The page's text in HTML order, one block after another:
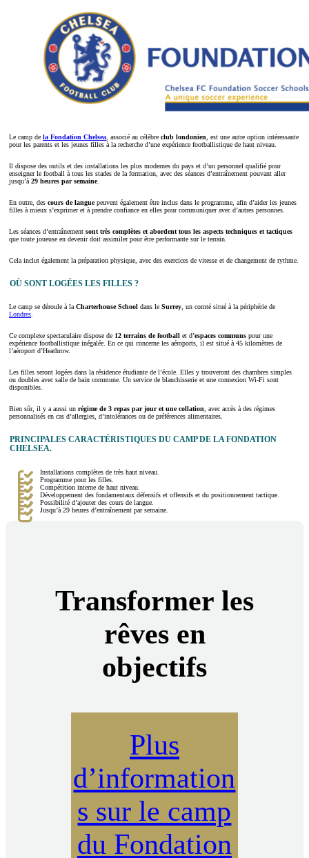
Le camp de la Fondation Chelsea , associé au célèbre club londonien , est une autre option intéressante
pour les parents et les jeunes filles à la recherche d’une expérience footballistique de haut niveau.
Il dispose des outils et des installations les plus modernes du pays et d’un personnel qualifié pour
enseigner le football à tous les stades de la formation, avec des séances d’entraînement pouvant aller
jusqu’à 29 heures par semaine.
En outre, des cours de languepeuvent également être inclus dans le programme, afin d’aider les jeunes
filles à mieux s’exprimer et à prendre confiance en elles pour communiquer avec d’autres personnes.
Les séances d’entraînement sont très complètes et abordent tous les aspects techniques et tactiques
que toute joueuse en devenir doit assimiler pour être performante sur le terrain.
Cela inclut également la préparation physique, avec des exercices de vitesse et de changement de rythme.
OÙ SONT LOGÉES LES FILLES ?
Le camp se déroule à laCharterhouse School dans le Surrey, un comté situé à la périphérie de
Londres.
Ce complexe spectaculaire dispose de 12 terrains de football et d’espaces communs pour une
expérience footballistique inégalée. En ce qui concerne les aéroports, il est situé à 45 kilomètres de
l’aéroport d’Heathrow.
Les filles seront logées dans la résidence étudiante de l’école. Elles y trouveront des chambres simples
ou doubles avec salle de bain commune. Un service de blanchisserie et une connexion Wi-Fi sont
disponibles.
Bien sûr, il y a aussi un régime de 3 repas par jour et une collation, avec accès à des régimes
personnalisés en cas d’allergies, d’intolérances ou de préférences alimentaires.
PRINCIPALES CARACTÉRISTIQUES DU CAMP DE LA FONDATION
CHELSEA.
Installations complètes de très haut niveau.
Programme pour les filles.
Compétition interne de haut niveau.
Développement des fondamentaux défensifs et offensifs et du positionnement tactique.
Possibilité d’ajouter des cours de langue.
Jusqu’à 29 heures d’entraînement par semaine.
Transformer les
rêves en
objectifs
Plus
d’information
s sur le camp
du Fondation